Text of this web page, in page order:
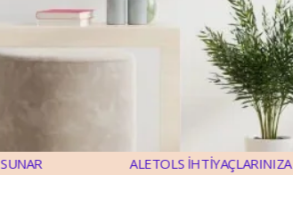
ALETOLS İHTİYAÇLARINIZA ÇÖZÜM SUNAR